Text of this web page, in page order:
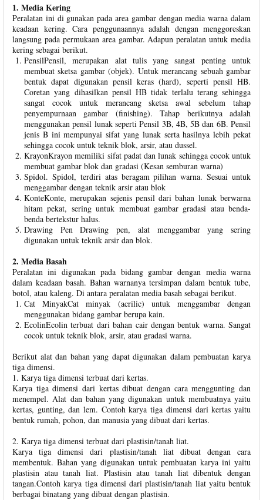
1. Media Kering
Peralatan ini di gunakan pada area gambar dengan media warna dalam
keadaan kering. Cara penggunaannya adalah dengan menggoreskan
langsung pada permukaan area gambar. Adapun peralatan untuk media
kering sebagai berikut.
PensilPensil, merupakan alat tulis yang sangat penting untuk
membuat sketsa gambar (objek). Untuk merancang sebuah gambar
bentuk dapat digunakan pensil keras (hard), seperti pensil HB.
Coretan yang dihasilkan pensil HB tidak terlalu terang sehingga
sangat cocok untuk merancang sketsa awal sebelum tahap
penyempurnaan gambar (finishing). Tahap berikutnya adalah
menggunakan pensil lunak seperti Pensil 3B, 4B, 5B dan 6B. Pensil
jenis B ini mempunyai sifat yang lunak serta hasilnya lebih pekat
sehingga cocok untuk teknik blok, arsir, atau dussel.
KrayonKrayon memiliki sifat padat dan lunak sehingga cocok untuk
membuat gambar blok dan gradasi (Kesan semburan warna)
Spidol. Spidol, terdiri atas beragam pilihan warna. Sesuai untuk
menggambar dengan teknik arsir atau blok
KonteKonte, merupakan sejenis pensil dari bahan lunak berwarna
hitam pekat, sering untuk membuat gambar gradasi atau benda-
benda bertekstur halus.
Drawing Pen Drawing pen, alat menggambar yang sering
digunakan untuk teknik arsir dan blok.
2. Media Basah
Peralatan ini digunakan pada bidang gambar dengan media warna
dalam keadaan basah. Bahan warnanya tersimpan dalam bentuk tube,
botol, atau kaleng. Di antara peralatan media basah sebagai berikut.
Cat MinyakCat minyak (acrilic) untuk menggambar dengan
menggunakan bidang gambar berupa kain.
EcolinEcolin terbuat dari bahan cair dengan bentuk warna. Sangat
cocok untuk teknik blok, arsir, atau gradasi warna.
Berikut alat dan bahan yang dapat digunakan dalam pembuatan karya
tiga dimensi.
1. Karya tiga dimensi terbuat dari kertas.
Karya tiga dimensi dari kertas dibuat dengan cara menggunting dan
menempel. Alat dan bahan yang digunakan untuk membuatnya yaitu
kertas, gunting, dan lem. Contoh karya tiga dimensi dari kertas yaitu
bentuk rumah, pohon, dan manusia yang dibuat dari kertas.
2. Karya tiga dimensi terbuat dari plastisin/tanah liat.
Karya tiga dimensi dari plastisin/tanah liat dibuat dengan cara
membentuk. Bahan yang digunakan untuk pembuatan karya ini yaitu
plastisin atau tanah liat. Plastisin atau tanah liat dibentuk dengan
tangan.Contoh karya tiga dimensi dari plastisin/tanah liat yaitu bentuk
berbagai binatang yang dibuat dengan plastisin.